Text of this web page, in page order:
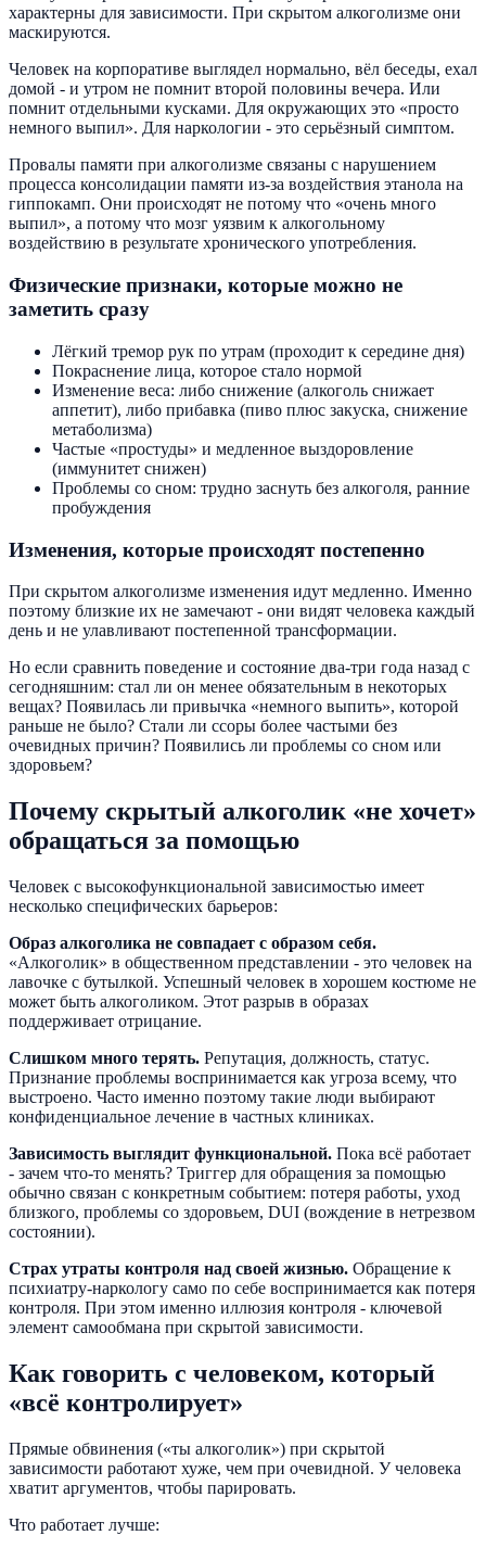
характерны для зависимости. При скрытом алкоголизме они
маскируются.
Человек на корпоративе выглядел нормально, вёл беседы, ехал
домой - и утром не помнит второй половины вечера. Или
помнит отдельными кусками. Для окружающих это «просто
немного выпил». Для наркологии - это серьёзный симптом.
Провалы памяти при алкоголизме связаны с нарушением
процесса консолидации памяти из-за воздействия этанола на
гиппокамп. Они происходят не потому что «очень много
выпил», а потому что мозг уязвим к алкогольному
воздействию в результате хронического употребления.
Физические признаки, которые можно не
заметить сразу
Лёгкий тремор рук по утрам (проходит к середине дня)
Покраснение лица, которое стало нормой
Изменение веса: либо снижение (алкоголь снижает
аппетит), либо прибавка (пиво плюс закуска, снижение
метаболизма)
Частые «простуды» и медленное выздоровление
(иммунитет снижен)
Проблемы со сном: трудно заснуть без алкоголя, ранние
пробуждения
Изменения, которые происходят постепенно
При скрытом алкоголизме изменения идут медленно. Именно
поэтому близкие их не замечают - они видят человека каждый
день и не улавливают постепенной трансформации.
Но если сравнить поведение и состояние два-три года назад с
сегодняшним: стал ли он менее обязательным в некоторых
вещах? Появилась ли привычка «немного выпить», которой
раньше не было? Стали ли ссоры более частыми без
очевидных причин? Появились ли проблемы со сном или
здоровьем?
Почему скрытый алкоголик «не хочет»
обращаться за помощью
Человек с высокофункциональной зависимостью имеет
несколько специфических барьеров:
Образ алкоголика не совпадает с образом себя.
«Алкоголик» в общественном представлении - это человек на
лавочке с бутылкой. Успешный человек в хорошем костюме не
может быть алкоголиком. Этот разрыв в образах
поддерживает отрицание.
Слишком много терять. Репутация, должность, статус.
Признание проблемы воспринимается как угроза всему, что
выстроено. Часто именно поэтому такие люди выбирают
конфиденциальное лечение в частных клиниках.
Зависимость выглядит функциональной. Пока всё работает
- зачем что-то менять? Триггер для обращения за помощью
обычно связан с конкретным событием: потеря работы, уход
близкого, проблемы со здоровьем, DUI (вождение в нетрезвом
состоянии).
Страх утраты контроля над своей жизнью. Обращение к
психиатру-наркологу само по себе воспринимается как потеря
контроля. При этом именно иллюзия контроля - ключевой
элемент самообмана при скрытой зависимости.
Как говорить с человеком, который
«всё контролирует»
Прямые обвинения («ты алкоголик») при скрытой
зависимости работают хуже, чем при очевидной. У человека
хватит аргументов, чтобы парировать.
Что работает лучше: